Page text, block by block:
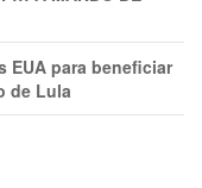
EUA para beneficiar
de Lula